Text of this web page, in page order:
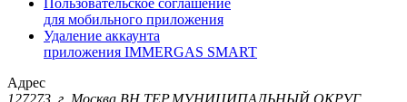
для мобильного приложения
Удаление аккаунта
приложения IMMERGAS SMART
Адрес
127273, г. Москва ВН.ТЕР.МУНИЦИПАЛЬНЫЙ ОКРУГ